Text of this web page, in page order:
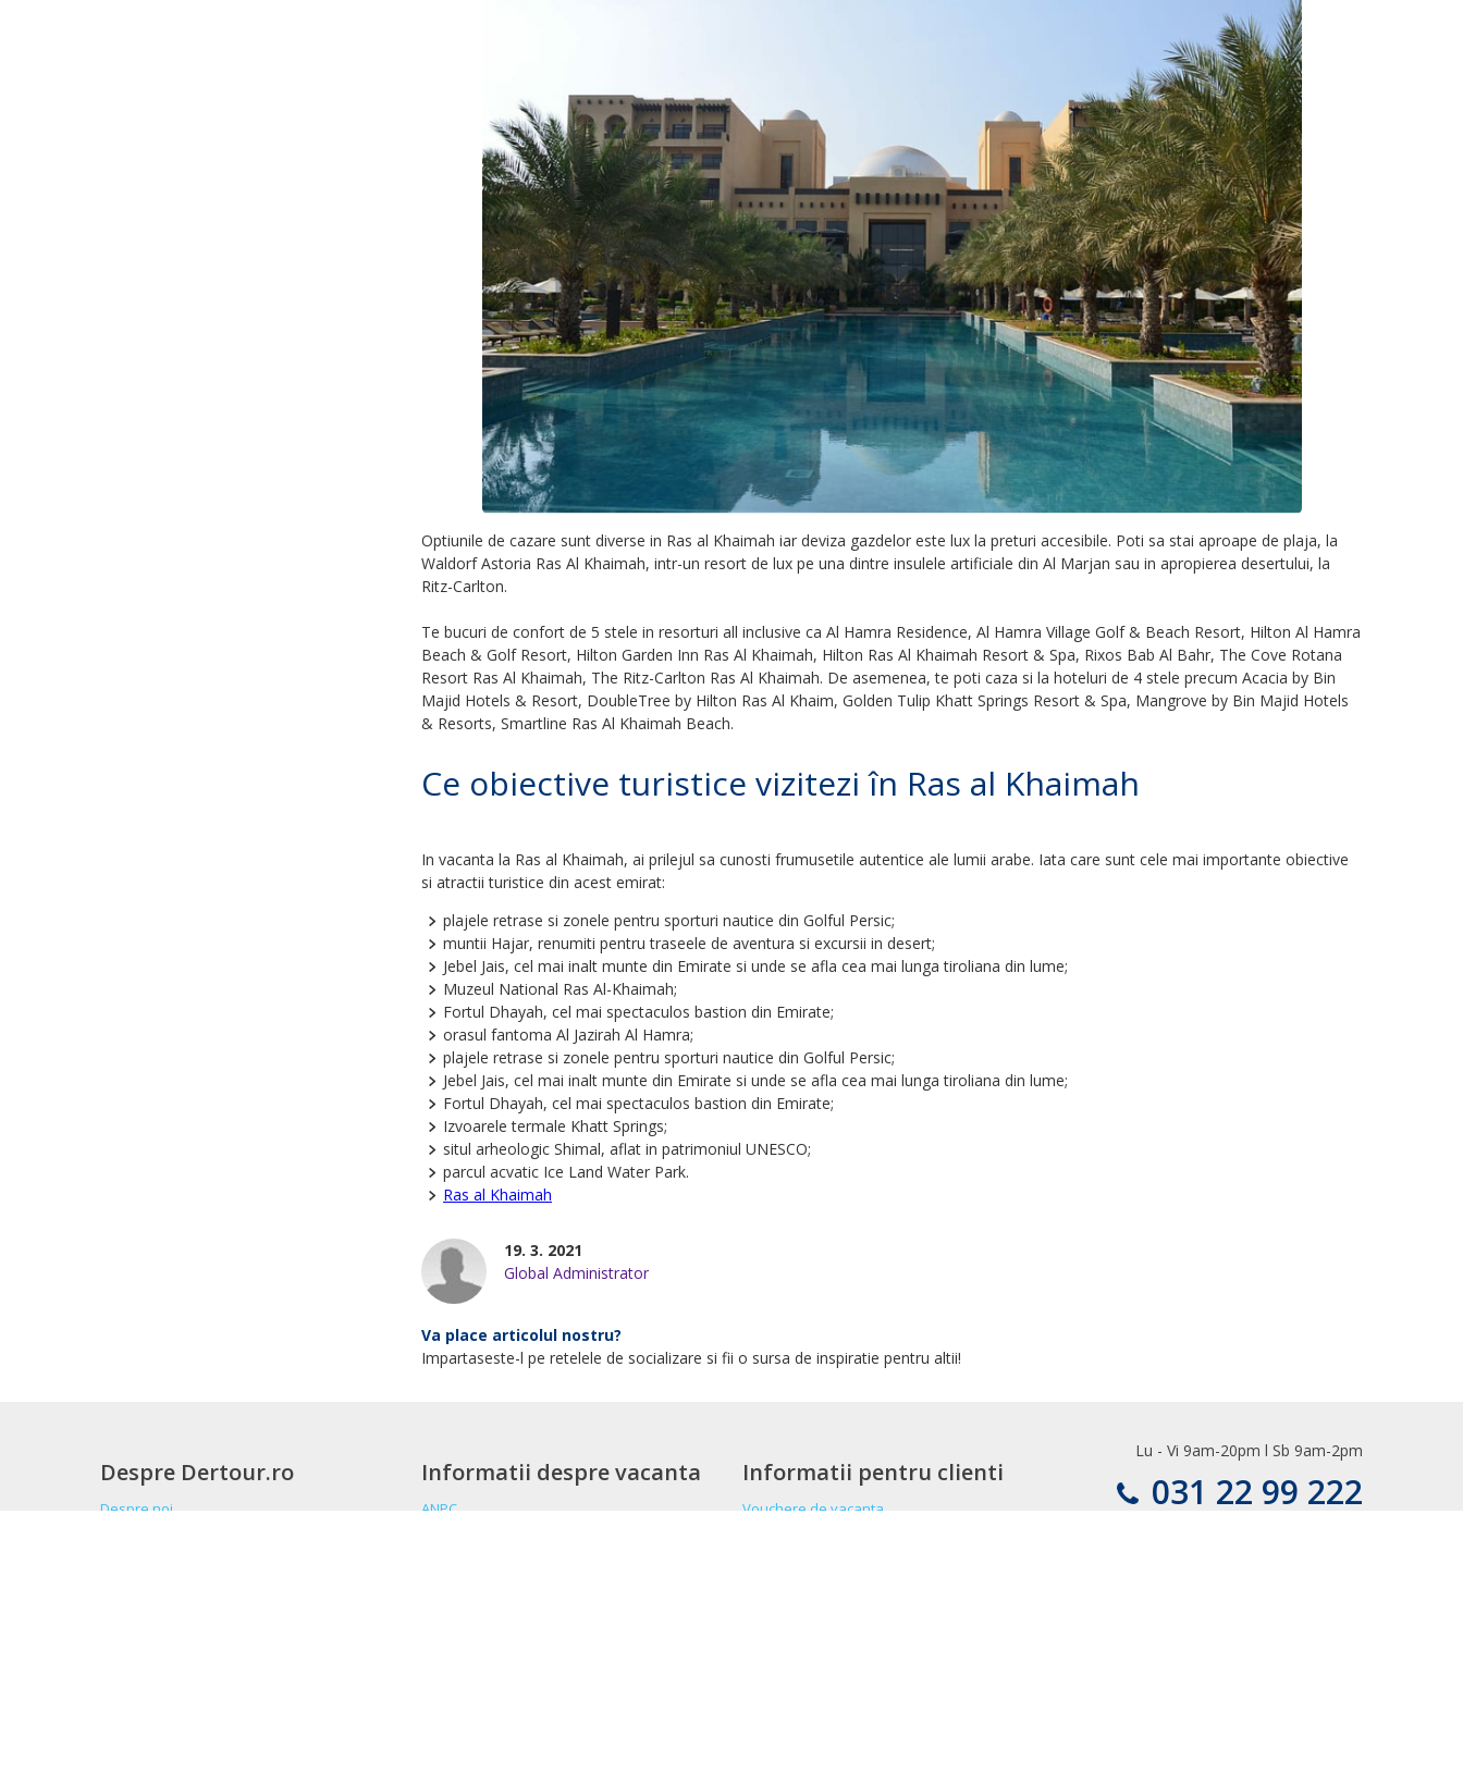
Optiunile de cazare sunt diverse in Ras al Khaimah iar deviza gazdelor este lux la preturi accesibile. Poti sa stai aproape de plaja, la
Waldorf Astoria Ras Al Khaimah, intr-un resort de lux pe una dintre insulele artificiale din Al Marjan sau in apropierea desertului, la
Ritz-Carlton.
Te bucuri de confort de 5 stele in resorturi all inclusive ca Al Hamra Residence, Al Hamra Village Golf & Beach Resort, Hilton Al Hamra
Beach & Golf Resort, Hilton Garden Inn Ras Al Khaimah, Hilton Ras Al Khaimah Resort & Spa, Rixos Bab Al Bahr, The Cove Rotana
Resort Ras Al Khaimah, The Ritz-Carlton Ras Al Khaimah. De asemenea, te poti caza si la hoteluri de 4 stele precum Acacia by Bin
Majid Hotels & Resort, DoubleTree by Hilton Ras Al Khaim, Golden Tulip Khatt Springs Resort & Spa, Mangrove by Bin Majid Hotels
& Resorts, Smartline Ras Al Khaimah Beach.
Ce obiective turistice vizitezi în Ras al Khaimah
plajele retrase si zonele pentru sporturi nautice din Golful Persic;
muntii Hajar, renumiti pentru traseele de aventura si excursii in desert;
Jebel Jais, cel mai inalt munte din Emirate si unde se afla cea mai lunga tiroliana din lume;